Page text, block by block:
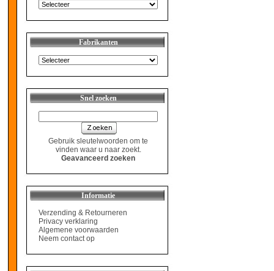
Fabrikanten
Snel zoeken
Gebruik sleutelwoorden om te
vinden waar u naar zoekt.
Geavanceerd zoeken
Informatie
Verzending & Retourneren
Privacy verklaring
Algemene voorwaarden
Neem contact op